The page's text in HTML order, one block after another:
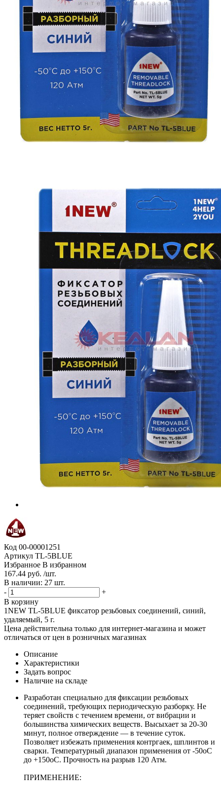
Код 00-00001251
Артикул TL-5BLUE
Избранное В избранном
167.44 руб. /шт.
В наличии: 27 шт.
-
+
В корзину
1NEW TL-5BLUE фиксатор резьбовых соединений, синий,
удаляемый, 5 г.
Цена действительна только для интернет-магазина и может
отличаться от цен в розничных магазинах
Описание
Характеристики
Задать вопрос
Наличие на складе
Разработан специально для фиксации резьбовых
соединений, требующих периодическую разборку. Не
теряет свойств с течением времени, от вибрации и
большинства химических веществ. Высыхает за 20-30
минут, полное отверждение — в течение суток.
Позволяет избежать применения контргаек, шплинтов и
сварки. Температурный диапазон применения от -50оС
до +150оС. Прочность на разрыв 120 Атм.
ПРИМЕНЕНИЕ: